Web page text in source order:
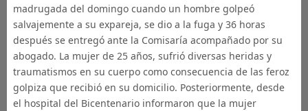
madrugada del domingo cuando un hombre golpeó
salvajemente a su expareja, se dio a la fuga y 36 horas
después se entregó ante la Comisaría acompañado por su
abogado. La mujer de 25 años, sufrió diversas heridas y
traumatismos en su cuerpo como consecuencia de las feroz
golpiza que recibió en su domicilio. Posteriormente, desde
el hospital del Bicentenario informaron que la mujer